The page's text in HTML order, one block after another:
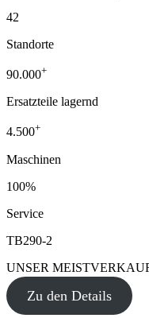
42
Standorte
90.000+
Ersatzteile lagernd
4.500+
Maschinen
100%
Service
TB290-2
UNSER
Zu den Details